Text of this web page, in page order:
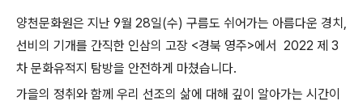
양천문화원은 지난 9월 28일(수) 구름도 쉬어가는 아름다운 경치,
선비의 기개를 간직한 인삼의 고장 <경북 영주>에서 2022 제 3
차 문화유적지 탐방을 안전하게 마쳤습니다.
가을의 정취와 함께 우리 선조의 삶에 대해 깊이 알아가는 시간이